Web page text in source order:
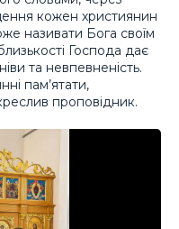
кожен християнин
називати Бога своїм
Господа дає
та невпевненість.
пам’ятати,
проповідник.